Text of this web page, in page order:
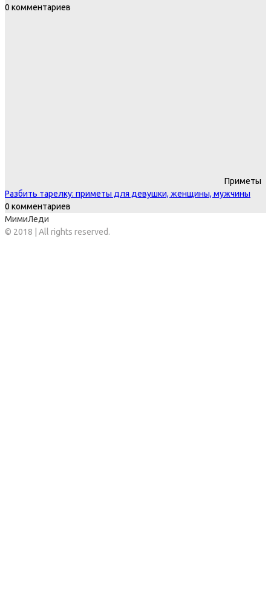
0 комментариев
Приметы
Разбить тарелку: приметы для девушки, женщины, мужчины
0 комментариев
МимиЛеди
© 2018 | All rights reserved.